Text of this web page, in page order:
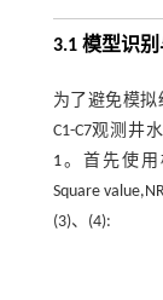
3.1 模型识
为了避免模
C1-C7观测井
1。首先使用
Square
(3)、(4):